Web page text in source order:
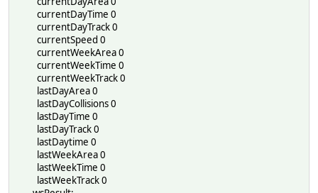
currentDayTime 0
currentDayTrack 0
currentSpeed 0
currentWeekArea 0
currentWeekTime 0
currentWeekTrack 0
lastDayArea 0
lastDayCollisions 0
lastDayTime 0
lastDayTrack 0
lastDaytime 0
lastWeekArea 0
lastWeekTime 0
lastWeekTrack 0